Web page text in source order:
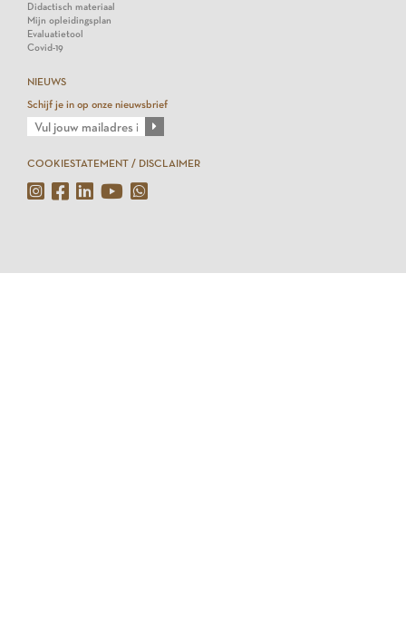
Didactisch materiaal
Mijn opleidingsplan
Evaluatietool
Covid-19
NIEUWS
Schijf je in op onze nieuwsbrief
COOKIESTATEMENT / DISCLAIMER